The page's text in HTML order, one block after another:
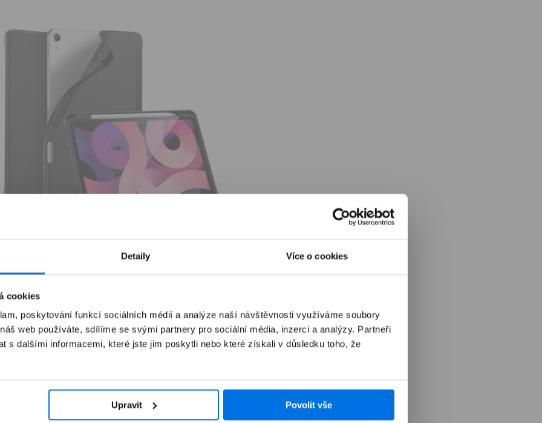
Detaily Více o cookies
cookies
poskytování funkcí sociálních médií a analýze naší návštěvnosti využíváme soubory
web používáte, sdílíme se svými partnery pro sociální média, inzerci a analýzy. Partneři
s dalšími informacemi, které jste jim poskytli nebo které získali v důsledku toho, že
Upravit Povolit vše